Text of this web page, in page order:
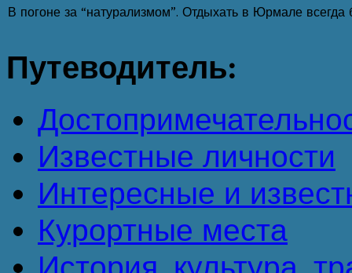
В погоне за “натурализмом”. Отдыхать в Юрмале
Путеводитель:
Известные личности
Интересные и
Курортные места